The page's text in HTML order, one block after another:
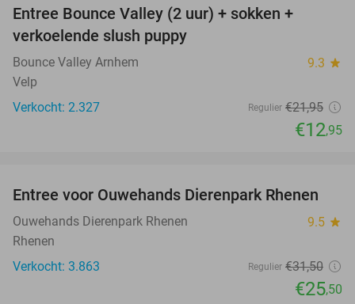
Entree Bounce Valley (2 uur) + sokken +
verkoelende slush puppy
Bounce Valley Arnhem 9.3 star
Velp
Verkocht: 2.327
Regulier €21,95
€12,95
19%
Entree voor Ouwehands Dierenpark Rhenen
Ouwehands Dierenpark Rhenen 9.5 star
Rhenen
Verkocht: 3.863
Regulier €31,50
€25,50